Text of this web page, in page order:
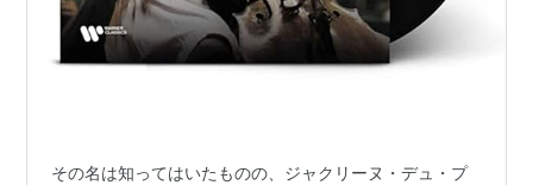
その名は知ってはいたものの、ジャクリーヌ・デュ・プ